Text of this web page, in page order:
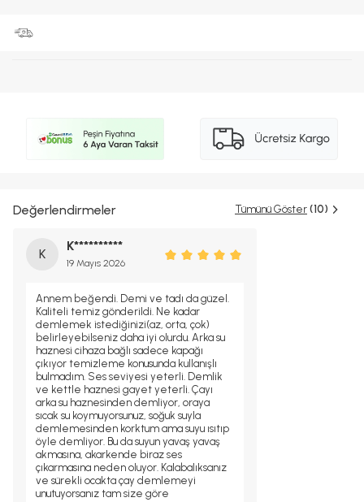
Değerlendirmeler Tümünü Göster (10)
K
K**********
19 Mayıs 2026
Annem beğendi. Demi ve tadı da güzel.
Kaliteli temiz gönderildi. Ne kadar
demlemek istediğinizi(az, orta, çok)
belirleyebilseniz daha iyi olurdu. Arka su
haznesi cihaza bağlı sadece kapağı
çıkıyor temizleme konusunda kullanışlı
bulmadım. Ses seviyesi yeterli. Demlik
ve kettle haznesi gayet yeterli. Çayı
arka su haznesinden demliyor, oraya
sıcak su koymuyorsunuz, soğuk suyla
demlemesinden korktum ama suyu ısıtıp
öyle demliyor. Bu da suyun yavaş yavaş
akmasına, akarkende biraz ses
çıkarmasına neden oluyor. Kalabalıksanız
ve sürekli ocakta çay demlemeyi
unutuyorsanız tam size göre